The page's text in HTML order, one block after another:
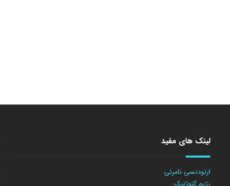
لینک های مفید
ارتودنسی نامرئی
رژیم کتوژنیک